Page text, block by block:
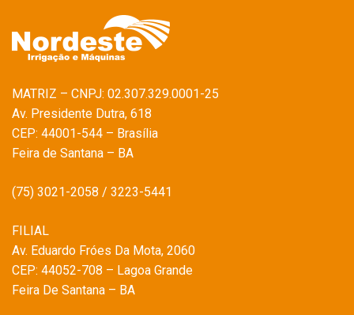
MATRIZ – CNPJ: 02.307.329.0001-25
Av. Presidente Dutra, 618
CEP: 44001-544 – Brasília
Feira de Santana – BA
(75) 3021-2058 / 3223-5441
FILIAL
Av. Eduardo Fróes Da Mota, 2060
CEP: 44052-708 – Lagoa Grande
Feira De Santana – BA